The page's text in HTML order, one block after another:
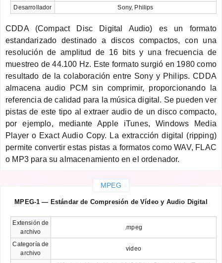
Desarrollador
Sony, Philips
CDDA (Compact Disc Digital Audio) es un formato
estandarizado destinado a discos compactos, con una
resolución de amplitud de 16 bits y una frecuencia de
muestreo de 44.100 Hz. Este formato surgió en 1980 como
resultado de la colaboración entre Sony y Philips. CDDA
almacena audio PCM sin comprimir, proporcionando la
referencia de calidad para la música digital. Se pueden ver
pistas de este tipo al extraer audio de un disco compacto,
por ejemplo, mediante Apple iTunes, Windows Media
Player o Exact Audio Copy. La extracción digital (ripping)
permite convertir estas pistas a formatos como WAV, FLAC
o MP3 para su almacenamiento en el ordenador.
MPEG
MPEG-1 — Estándar de Compresión de Vídeo y Audio Digital
Extensión de
archivo
.mpeg
Categoría de
archivo
video